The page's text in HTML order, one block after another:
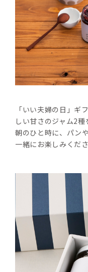
「いい夫婦の日」ギ
しい甘さのジャム2
朝のひと時に、パン
一緒にお楽しみくださ